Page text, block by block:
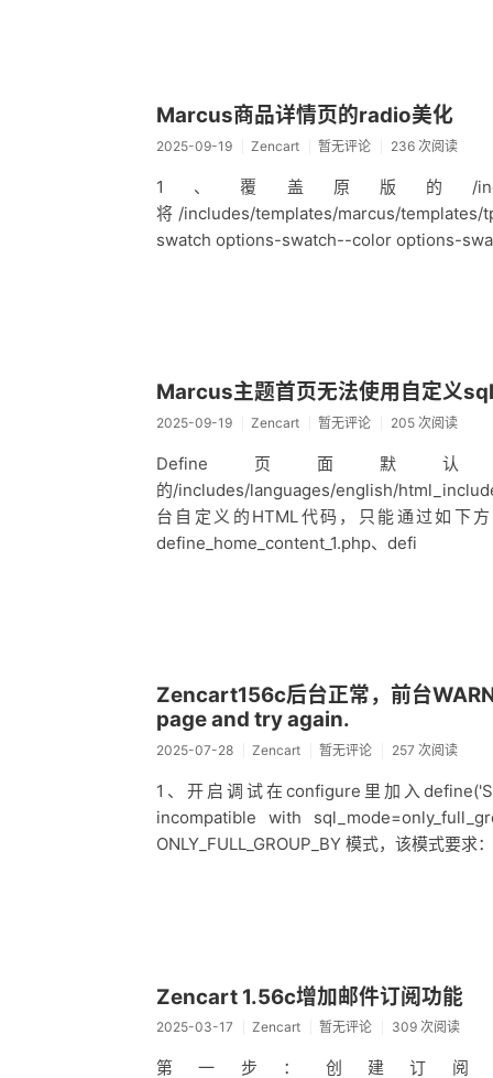
Marcus商品详情页的radio美化
2025-09-19 Zencart 暂无评论 236 次阅读
1、覆盖原版的/includes/
将/includes/templates/marcus/
swatch options-swatch--color options-
Marcus主题首页无法使用自定义
2025-09-19 Zencart 暂无评论 205 次阅读
Define页面默
的/includes/languages/english/
台自定义的HTML代码，只能通过如下
define_home_content_1.php、defi
Zencart156c后台正常，前台
page and try again.
2025-07-28 Zencart 暂无评论 257 次阅读
1、开启调试在configure里加入
incompatible with
ONLY_FULL_GROUP_BY 模式，该模式要
Zencart 1.56c增加邮件订阅功能
2025-03-17 Zencart 暂无评论 309 次阅读
第一步：创建订阅